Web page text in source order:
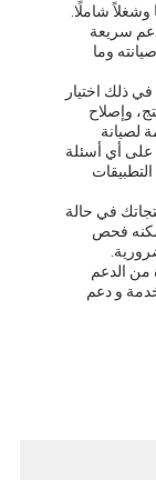
وشغلاً شاملًا.
سريعة
وما
في ذلك اختيار
وإصلاح
لصيانة
على أي أسئلة
في حالة
فحص
من الدعم
و دعم